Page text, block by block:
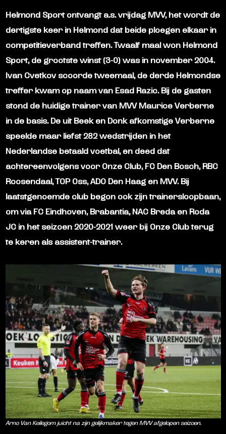
Helmond Sport ontvangt a.s. vrijdag MVV, het wordt de
dertigste keer in Helmond dat beide ploegen elkaar in
competitieverband treffen. Twaalf maal won Helmond
Sport, de grootste winst (3-0) was in november 2004.
Ivan Cvetkov scoorde tweemaal, de derde Helmondse
treffer kwam op naam van Esad Razic. Bij de gasten
stond de huidige trainer van MVV Maurice Verberne
in de basis. De uit Beek en Donk afkomstige Verberne
speelde maar liefst 282 wedstrijden in het
Nederlandse betaald voetbal, en deed dat
achtereenvolgens voor Onze Club, FC Den Bosch, RBC
Roosendaal, TOP Oss, ADO Den Haag en MVV. Bij
laatstgenoemde club begon ook zijn trainersloopbaan,
om via FC Eindhoven, Brabantia, NAC Breda en Roda
JC in het seizoen 2020-2021 weer bij Onze Club terug
te keren als assistent-trainer.
Arno Van Keilegom juicht na zijn gelijkmaker tegen MVV afgelopen seizoen.